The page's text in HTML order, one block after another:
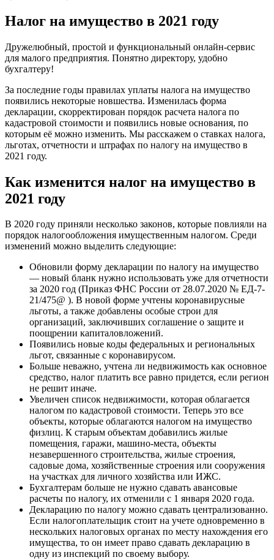
Налог на имущество в 2021 году
Дружелюбный, простой и функциональный онлайн-сервис
для малого предприятия. Понятно директору, удобно
бухгалтеру!
За последние годы правилах уплаты налога на имущество
появились некоторые новшества. Изменилась форма
декларации, скорректирован порядок расчета налога по
кадастровой стоимости и появились новые основания, по
которым её можно изменить. Мы расскажем о ставках налога,
льготах, отчетности и штрафах по налогу на имущество в
2021 году.
Как изменится налог на имущество в
2021 году
В 2020 году приняли несколько законов, которые повлияли на
порядок налогообложения имущественным налогом. Среди
изменений можно выделить следующие:
Обновили форму декларации по налогу на имущество
— новый бланк нужно использовать уже для отчетности
за 2020 год (Приказ ФНС России от 28.07.2020 № ЕД-7-
21/475@ ). В новой форме учтены коронавирусные
льготы, а также добавлены особые строи для
организаций, заключивших соглашение о защите и
поощрении капиталовложений.
Появились новые коды федеральных и региональных
льгот, связанные с коронавирусом.
Больше неважно, учтена ли недвижимость как основное
средство, налог платить все равно придется, если регион
не решит иначе.
Увеличен список недвижимости, которая облагается
налогом по кадастровой стоимости. Теперь это все
объекты, которые облагаются налогом на имущество
физлиц. К старым объектам добавились жилые
помещения, гаражи, машино-места, объекты
незавершенного строительства, жилые строения,
садовые дома, хозяйственные строения или сооружения
на участках для личного хозяйства или ИЖС.
Бухгалтерам больше не нужно сдавать авансовые
расчеты по налогу, их отменили с 1 января 2020 года.
Декларацию по налогу можно сдавать централизованно.
Если налогоплательщик стоит на учете одновременно в
нескольких налоговых органах по месту нахождения его
имущества, то он имеет право сдавать декларацию в
одну из инспекций по своему выбору.